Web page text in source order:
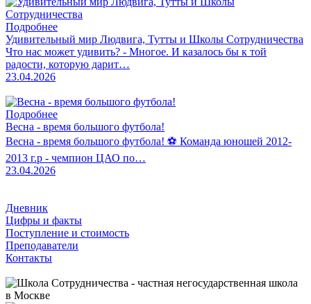
Подробнее
Удивительный мир Людвига, Тутты и Школы Сотрудничества
Что нас может удивить? - Многое. И казалось бы к той
радости, которую дарит…
23.04.2026
Подробнее
Весна - время большого футбола!
Весна - время большого футбола! ⚽️ Команда юношей 2012-
2013 г.р - чемпион ЦАО по…
23.04.2026
Дневник
Цифры и факты
Поступление и стоимость
Преподаватели
Контакты